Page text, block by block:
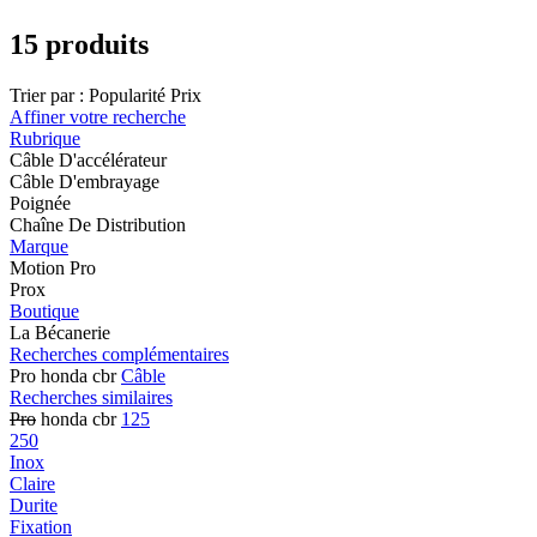
15 produits
Trier par : Popularité Prix
Affiner votre recherche
Rubrique
Câble D'accélérateur
Câble D'embrayage
Poignée
Chaîne De Distribution
Marque
Motion Pro
Prox
Boutique
La Bécanerie
Recherches complémentaires
Pro honda cbr Câble
Recherches similaires
Pro honda cbr 125
250
Inox
Claire
Durite
Fixation